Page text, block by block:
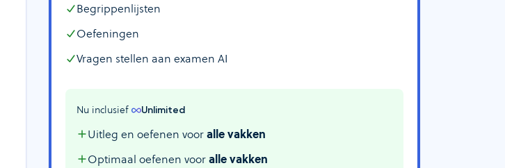
Begrippenlijsten
Oefeningen
Vragen stellen aan examen AI
Nu inclusief Unlimited
Uitleg en oefenen vooralle vakken
Optimaal oefenen vooralle vakken